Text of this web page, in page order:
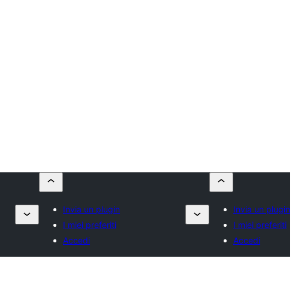
Invia un plugin
I miei preferiti
Accedi
Invia un plugin
I miei preferiti
Accedi